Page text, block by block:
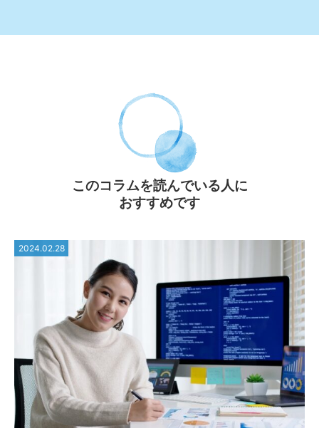
このコラムを読んでいる⼈に
おすすめです
2024.02.28